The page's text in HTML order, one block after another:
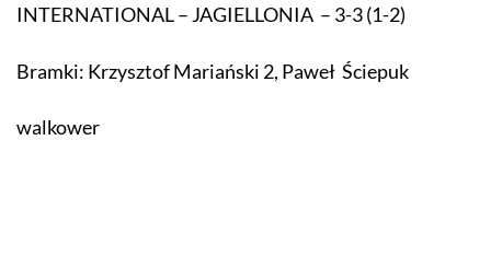
INTERNATIONAL – JAGIELLONIA – 3-3 (1-2)
Bramki: Krzysztof Mariański 2, Paweł Ściepuk
walkower